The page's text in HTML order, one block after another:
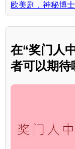
欧美剧，神秘博
在“奖门人
者可以期待